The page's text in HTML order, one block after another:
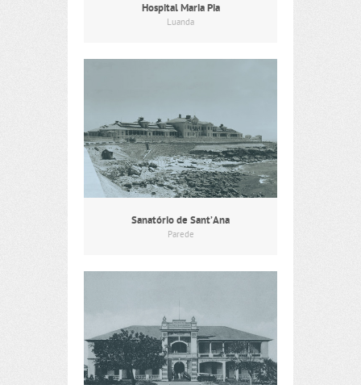
Hospital Maria Pia
Luanda
Sanatório de Sant’Ana
Parede